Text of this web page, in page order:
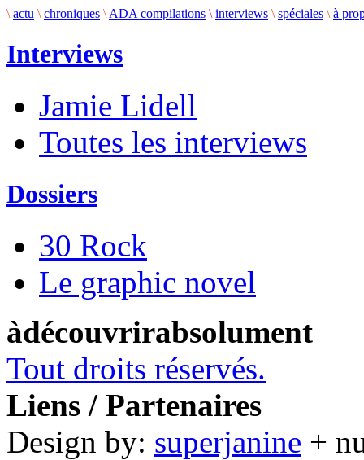
\ actu \ chroniques \ ADA compilations \ interviews \ spéciales \ à
Interviews
Jamie Lidell
Toutes les interviews
Dossiers
30 Rock
Le graphic novel
àdécouvrirabsolument
Tout droits réservés.
Liens / Partenaires
Design by: superjanine +